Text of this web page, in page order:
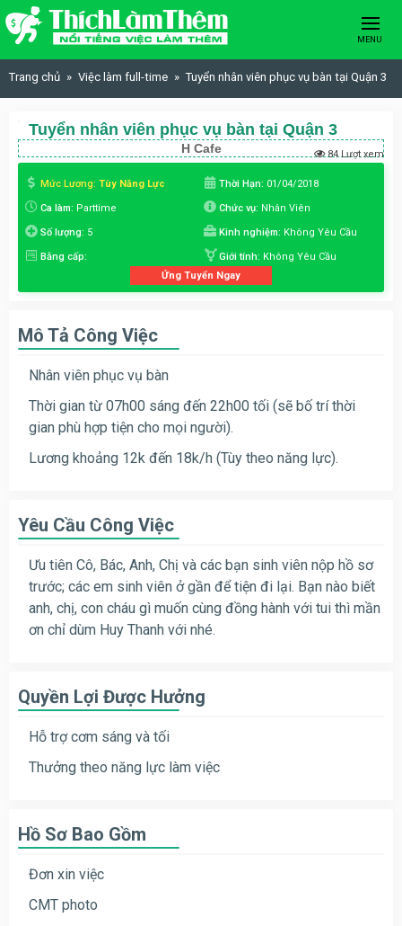
Skip to content
MENU
Trang chủ Việc làm full-time Tuyển nhân viên phục vụ bàn tại Quận 3
Tuyển nhân viên phục vụ bàn tại Quận 3
H Cafe 84 Lượt xem
Mức Lương: Tùy Năng Lực Thời Hạn: 01/04/2018
Ca làm: Parttime Chức vụ: Nhân Viên
Số lượng: 5 Kinh nghiệm: Không Yêu Cầu
Bằng cấp: Giới tính: Không Yêu Cầu
Ứng Tuyển Ngay
Mô Tả Công Việc
Nhân viên phục vụ bàn
Thời gian từ 07h00 sáng đến 22h00 tối (sẽ bố trí thời
gian phù hợp tiện cho mọi người).
Lương khoảng 12k đến 18k/h (Tùy theo năng lực).
Yêu Cầu Công Việc
Ưu tiên Cô, Bác, Anh, Chị và các bạn sinh viên nộp hồ sơ
trước; các em sinh viên ở gần để tiện đi lại. Bạn nào biết
anh, chị, con cháu gì muốn cùng đồng hành với tui thì mần
ơn chỉ dùm Huy Thanh với nhé.
Quyền Lợi Được Hưởng
Hỗ trợ cơm sáng và tối
Thưởng theo năng lực làm việc
Hồ Sơ Bao Gồm
Đơn xin việc
CMT photo